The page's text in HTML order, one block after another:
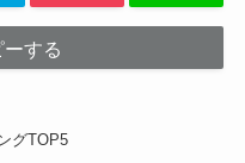
する
グTOP5